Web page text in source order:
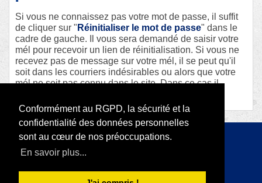
Conformément au RGPD, la sécurité et la
confidentialité des données personnelles
sont au cœur de nos préoccupations.
En savoir plus...
Si vous ne connaissez pas votre mot de passe, il suffit
de cliquer sur " Réinitialiser le mot de passe" dans le
cadre de gauche. Il vous sera demandé de saisir votre
mél pour recevoir un lien de réinitialisation. Si vous ne
recevez pas de message sur votre mél, il se peut qu'il
soit dans les courriers indésirables ou alors que votre
mél ne soit pas connu dans le site. Dans ce cas il
Copyright 2026 par RODI Platform
|